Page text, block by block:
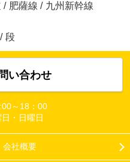
/ 肥薩線 / 九州新幹線
/ 段
い合わせ
～18：00
・日曜日
会社概要